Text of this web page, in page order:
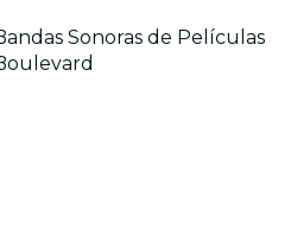
Sonoras de Películas